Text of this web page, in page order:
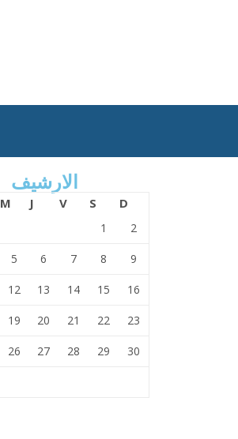
الارشيف
M J V S D
1 2
5 6 7 8 9
12 13 14 15 16
19 20 21 22 23
26 27 28 29 30